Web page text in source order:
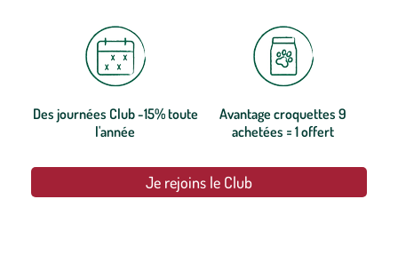
Des journées Club -15% toute
l'année
Avantage croquettes 9
achetées = 1 offert
Je rejoins le Club